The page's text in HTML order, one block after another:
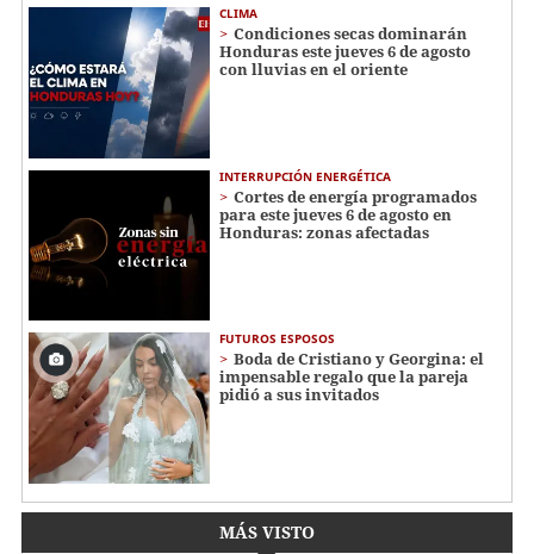
CLIMA
Condiciones secas dominarán
Honduras este jueves 6 de agosto
con lluvias en el oriente
INTERRUPCIÓN ENERGÉTICA
Cortes de energía programados
para este jueves 6 de agosto en
Honduras: zonas afectadas
FUTUROS ESPOSOS
Boda de Cristiano y Georgina: el
impensable regalo que la pareja
pidió a sus invitados
MÁS VISTO